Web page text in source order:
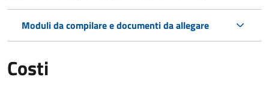
Moduli da compilare e documenti da allegare
Costi